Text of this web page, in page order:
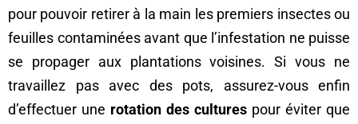
pour pouvoir retirer à la main les premiers insectes ou
feuilles contaminées avant que l’infestation ne puisse
se propager aux plantations voisines. Si vous ne
travaillez pas avec des pots, assurez-vous enfin
d’effectuer une rotation des cultures pour éviter que